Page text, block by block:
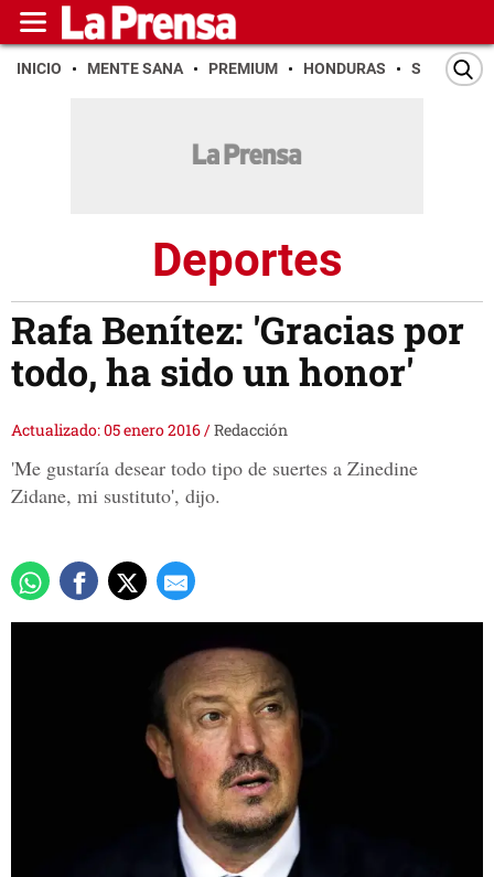
INICIO MENTE SANA PREMIUM HONDURAS SAN PEDRO
Deportes
Rafa Benítez: 'Gracias por
todo, ha sido un honor'
Actualizado: 05 enero 2016/Redacción
'Me gustaría desear todo tipo de suertes a Zinedine
Zidane, mi sustituto', dijo.